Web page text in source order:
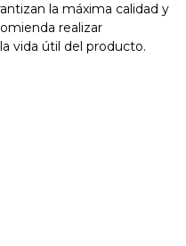
la máxima calidad y
realizar
vida útil del producto.